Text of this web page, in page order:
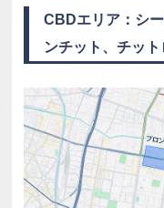
CBDエリア：シ
ンチット、チット